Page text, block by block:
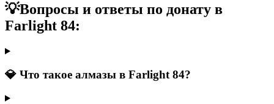
💡Вопросы и ответы по донату в
Farlight 84:
💎 Что такое алмазы в Farlight 84?